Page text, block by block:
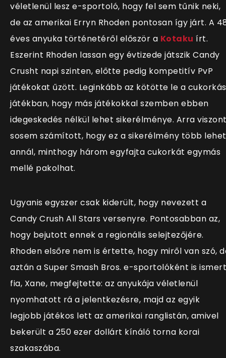
véletlenül lesz e-sportoló, hogy fel sem tűnik neki,
de az amerikai Erryn Rhoden pontosan így járt. A
éves anyuka történetéről először a Kotaku írt.
Eszerint Rhoden lassan egy évtizede játszik Candy
Crusht napi szinten, előtte pedig kompetitív PvP
játékokat űzött. Leginkább az kötötte le a cukorkás
játékban, hogy más játékokkal szemben ebben
idegeskedés nélkül lehet sikerélménye. Arra
sosem számított, hogy ez a sikerélmény több lehet
annál, minthogy három egyfajta cukorkát egymás
mellé pakolhat.
Ugyanis egyszer csak kiderült, hogy nevezett a
Candy Crush All Stars versenyre. Pontosabban az,
hogy bejutott ennek a regionális selejtezőjére.
Rhoden elsőre nem is értette, hogy miről van szó,
aztán a Super Smash Bros. e-sportolóként is ismert
fia, Xane, megfejtette: az anyukája véletlenül
nyomhatott rá a jelentkezésre, majd az egyik
legjobb játékos lett az amerikai ranglistán, amivel
bekerült a 250 ezer dollárt kínáló torna korai
szakaszába.